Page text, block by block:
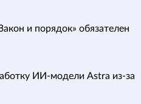
и порядок» обязателен
ИИ-модели Astra из-за